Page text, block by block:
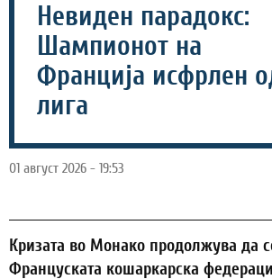
Невиден парадокс:
Шампионот на
Франција исфрлен
лига
01 август 2026 - 19:53
Кризата во Монако продолжува да
Француската кошаркарска